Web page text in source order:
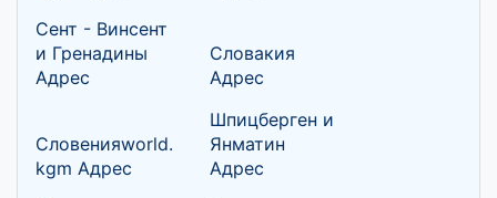
Сент - Винсент
и Гренадины
Адрес
Словакия
Адрес
Словенияworld.
kgm Адрес
Шпицберген и
Янматин
Адрес